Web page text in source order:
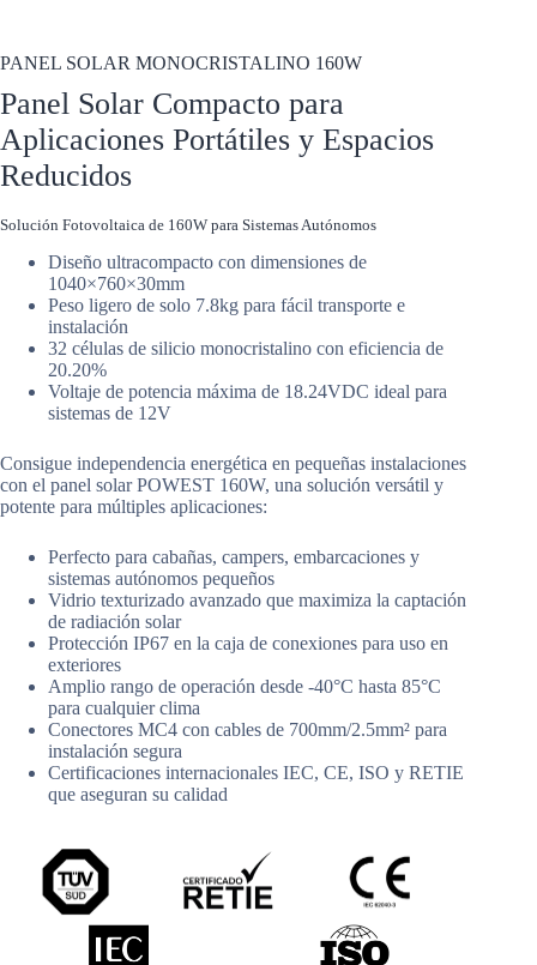
PANEL SOLAR MONOCRISTALINO 160W
Panel Solar Compacto para
Aplicaciones Portátiles y Espacios
Reducidos
Solución Fotovoltaica de 160W para Sistemas Autónomos
Diseño ultracompacto con dimensiones de
1040×760×30mm
Peso ligero de solo 7.8kg para fácil transporte e
instalación
32 células de silicio monocristalino con eficiencia de
20.20%
Voltaje de potencia máxima de 18.24VDC ideal para
sistemas de 12V
Consigue independencia energética en pequeñas instalaciones
con el panel solar POWEST 160W, una solución versátil y
potente para múltiples aplicaciones:
Perfecto para cabañas, campers, embarcaciones y
sistemas autónomos pequeños
Vidrio texturizado avanzado que maximiza la captación
de radiación solar
Protección IP67 en la caja de conexiones para uso en
exteriores
Amplio rango de operación desde -40°C hasta 85°C
para cualquier clima
Conectores MC4 con cables de 700mm/2.5mm² para
instalación segura
Certificaciones internacionales IEC, CE, ISO y RETIE
que aseguran su calidad